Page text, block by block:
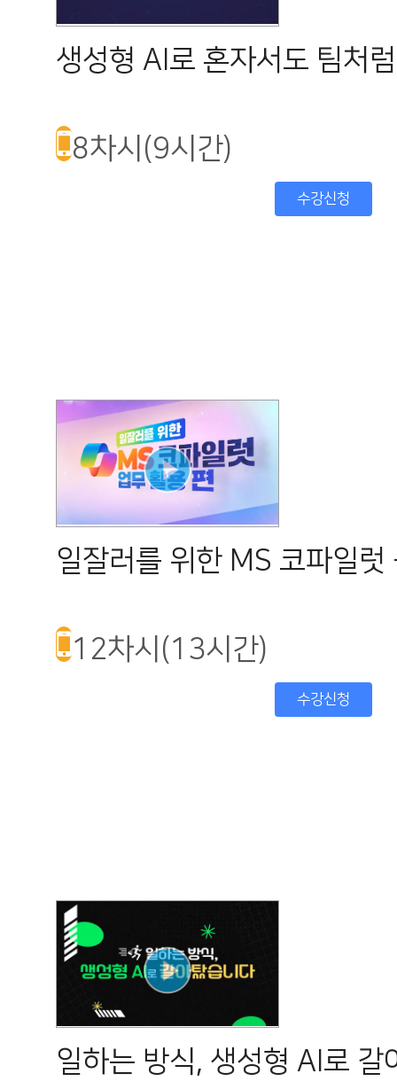
생성형 AI로 혼자서도 팀처
8차시(9시간)
수강신청
일잘러를 위한 MS 코파일
12차시(13시간)
수강신청
일하는 방식, 생성형 AI로 갈